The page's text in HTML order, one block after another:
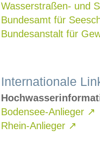
Wasserstraßen- und
Bundesamt für
Bundesanstalt für
Internationale
Bodensee-Anlieger ↗
Rhein-Anlieger ↗